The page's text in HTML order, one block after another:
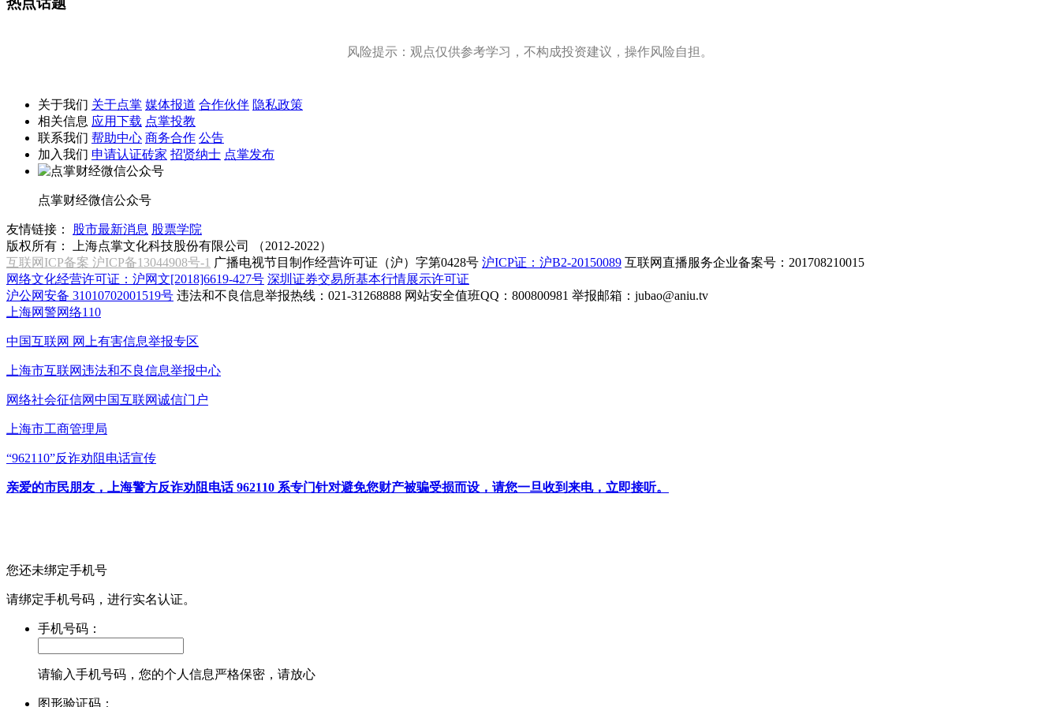
风险提示：观点仅供参考学习，不构成投资建议，操作风险自担。
关于我们 关于点掌 媒体报道 合作伙伴 隐私政策
相关信息 应用下载 点掌投教
联系我们 帮助中心 商务合作 公告
加入我们 申请认证砖家 招贤纳士 点掌发布
点掌财经微信公众号
友情链接： 股市最新消息 股票学院
版权所有：
上海点掌文化科技股份有限公司 （2012-2022）
互联网ICP备案 沪ICP备13044908号-1 广播电视节目制作经营许可证（沪）字第0428号 沪ICP证：沪B2-20150089 互联网直播服务企业备案号：201708210015
网络文化经营许可证：沪网文[2018]6619-427号 深圳证券交易所基本行情展示许可证
沪公网安备 31010702001519号 违法和不良信息举报热线：021-31268888 网站安全值班QQ：800800981 举报邮箱： jubao@aniu.tv
上海网警网络110
中国互联网 网上有害信息举报专区
上海市互联网违法和不良信息举报中心
网络社会征信网中国互联网诚信门户
上海市工商管理局
“962110”反诈劝阻电话宣传
亲爱的市民朋友，上海警方反诈劝阻电话 962110 系专门针对避免您财产被骗受损而设，请您一旦收到来电，立即接听。
您还未绑定手机号
请绑定手机号码，进行实名认证。
手机号码：
请输入手机号码，您的个人信息严格保密，请放心
图形验证码：